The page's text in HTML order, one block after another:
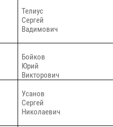
Телиус
Сергей
Вадимович
Бойков
Юрий
Викторович
Усанов
Сергей
Николаевич